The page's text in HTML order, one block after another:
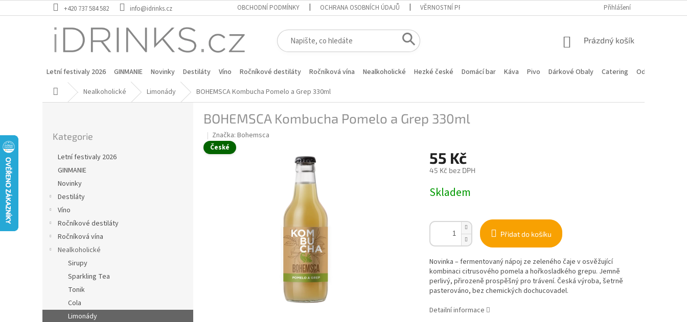
na
+420 737 584 582 info@idrinks.cz OBCHODNÍ PODMÍNKY OCHRANA OSOBNÍCH ÚDAJŮ VĚRNOSTNÍ PROGRAM HODNOCENÍ OBCHODU
Přihlášení
NÁKUPNÍ
Prázdný košík
Letní festivaly 2026 GINMANIE Novinky Destiláty Víno Ročníkové destiláty Ročníková vína Nealkoholické Hezké české Domácí bar Káva Pivo Dárkové Obaly Catering
Odstoupení od
Domů Nealkoholické Limonády BOHEMSCA Kombucha Pomelo a Grep 330ml
kategorie
Kategorie
Letní festivaly 2026
GINMANIE
Novinky
Destiláty
Víno
Ročníkové destiláty
Ročníková vína
Nealkoholické
Sirupy
Sparkling Tea
Tonik
Cola
Limonády
BOHEMSCA Kombucha Pomelo a Grep 330ml
České
Značka: Bohemsca
55 Kč
45 Kč bez DPH
cena:
Skladem
Přidat do košíku
Novinka – fermentovaný nápoj ze zeleného čaje v osvěžující
kombinaci citrusového pomela a hořkosladkého grepu. Jemně
perlivý, přirozeně prospěšný pro trávení. Česká výroba, šetrně
pasterováno, bez chemických dochucovadel.
Detailní informace